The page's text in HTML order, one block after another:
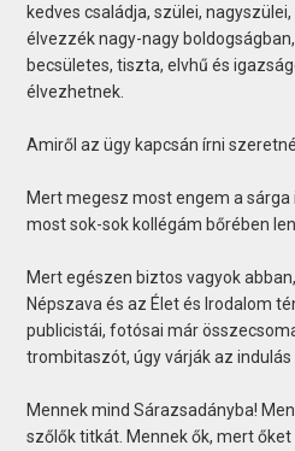
kedves családja, szülei,
élvezzék nagy-nagy
becsületes, tiszta, elvhű és
élvezhetnek.
Amiről az ügy kapcsán írni
Mert megesz most engem a
most sok-sok kollégám bőrében
Mert egészen biztos vagyok
Népszava és az Élet és Irodalom
publicistái, fotósai már
trombitaszót, úgy várják az indulás
Mennek mind Sárazsadányba!
szőlők titkát. Mennek ők, mert